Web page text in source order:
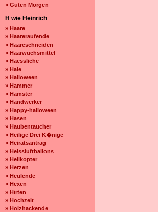
» Guten Morgen
H wie Heinrich
» Haare
» Haareraufende
» Haareschneiden
» Haarwuchsmittel
» Haessliche
» Haie
» Halloween
» Hammer
» Hamster
» Handwerker
» Happy-halloween
» Hasen
» Haubentaucher
» Heilige Drei K�nige
» Heiratsantrag
» Heissluftballons
» Helikopter
» Herzen
» Heulende
» Hexen
» Hirten
» Hochzeit
» Holzhackende